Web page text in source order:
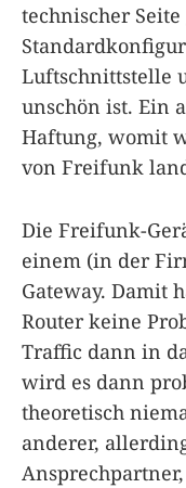
technischer
Luftschnittstelle
unschön ist. Ein
Haftung, womit
von Freifunk
Die Freifunk-
einem (in der
Gateway. Damit
Router keine
Traffic dann in
wird es dann
theoretisch
anderer,